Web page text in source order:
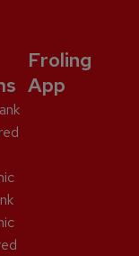
Froling
App